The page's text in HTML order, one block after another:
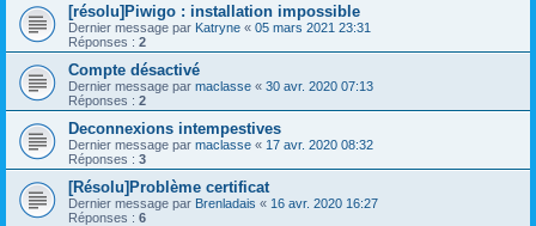
[résolu]Piwigo : installation impossible
Dernier message par Katryne « 05 mars 2021 23:31
Réponses : 2
Compte désactivé
Dernier message par maclasse « 30 avr. 2020 07:13
Réponses : 2
Deconnexions intempestives
Dernier message par maclasse « 17 avr. 2020 08:32
Réponses : 3
[Résolu]Problème certificat
Dernier message par Brenladais « 16 avr. 2020 16:27
Réponses : 6